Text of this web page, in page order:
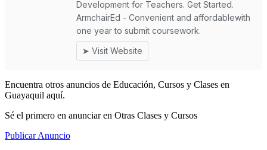
Encuentra otros anuncios de Educación, Cursos y Clases en
Guayaquil aquí.
Sé el primero en anunciar en Otras Clases y Cursos
Publicar Anuncio